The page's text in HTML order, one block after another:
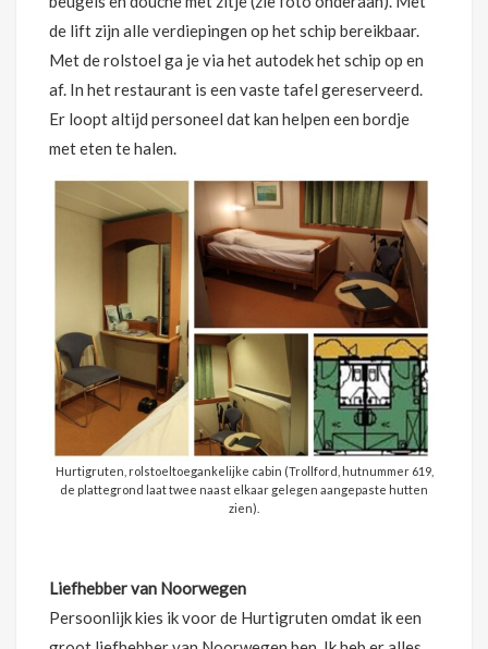
de lift zijn alle verdiepingen op het schip bereikbaar.
Met de rolstoel ga je via het autodek het schip op en
af. In het restaurant is een vaste tafel gereserveerd.
Er loopt altijd personeel dat kan helpen een bordje
met eten te halen.
Hurtigruten, rolstoeltoegankelijke cabin (Trollford, hutnummer 619,
de plattegrond laat twee naast elkaar gelegen aangepaste hutten
zien).
Liefhebber van Noorwegen
Persoonlijk kies ik voor de Hurtigruten omdat ik een